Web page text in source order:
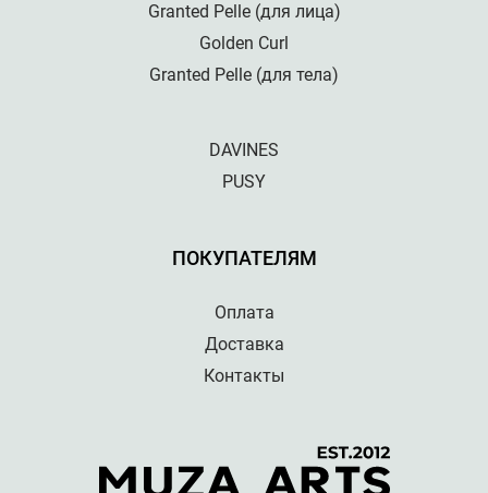
Granted Pelle (для лица)
Golden Curl
Granted Pelle (для тела)
DAVINES
PUSY
ПОКУПАТЕЛЯМ
Оплата
Доставка
Контакты